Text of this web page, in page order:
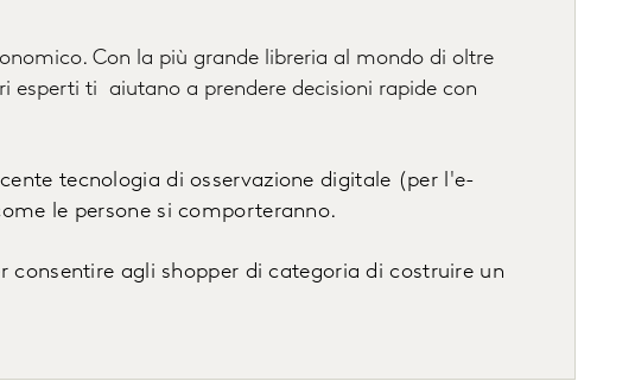
Con la più grande libreria al mondo di oltre
ti aiutano a prendere decisioni rapide con
tecnologia di osservazione digitale (per l'e-
le persone si comporteranno.
consentire agli shopper di categoria di costruire un